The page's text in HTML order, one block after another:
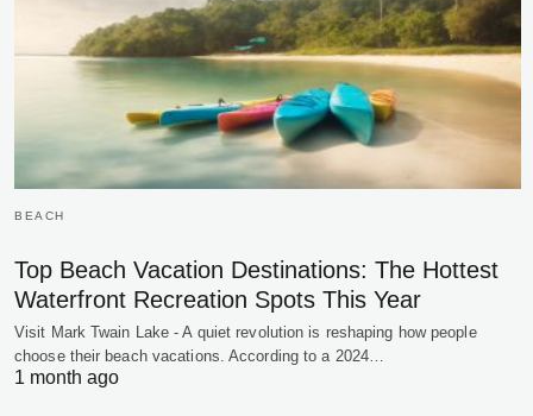
BEACH
Top Beach Vacation Destinations: The Hottest
Waterfront Recreation Spots This Year
Visit Mark Twain Lake - A quiet revolution is reshaping how people
choose their beach vacations. According to a 2024…
1 month ago